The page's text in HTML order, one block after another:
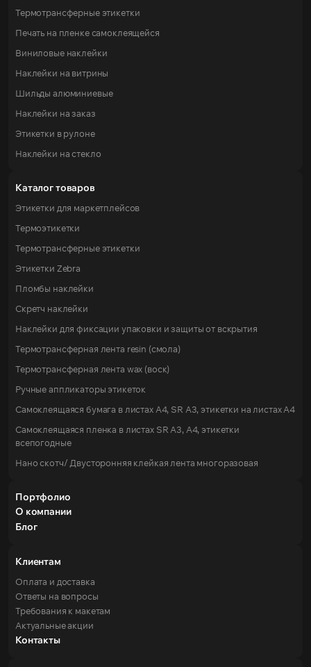
Термотрансферные этикетки
Печать на пленке самоклеящейся
Виниловые наклейки
Наклейки на витрины
Шильды алюминиевые
Наклейки на заказ
Этикетки в рулоне
Наклейки на стекло
Каталог товаров
Этикетки для маркетплейсов
Термоэтикетки
Термотрансферные этикетки
Этикетки Zebra
Пломбы наклейки
Скретч наклейки
Наклейки для фиксации упаковки и защиты от вскрытия
Термотрансферная лента resin (смола)
Термотрансферная лента wax (воск)
Ручные аппликаторы этикеток
Самоклеящаяся бумага в листах А4, SR А3, этикетки на листах A4
Самоклеящаяся пленка в листах SR А3, А4, этикетки
всепогодные
Нано скотч/ Двусторонняя клейкая лента многоразовая
Портфолио
О компании
Блог
Клиентам
Оплата и доставка
Ответы на вопросы
Требования к макетам
Актуальные акции
Контакты